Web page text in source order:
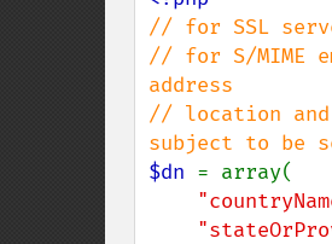
// for SSL
// for S/MIME
address
// location
$dn = array(